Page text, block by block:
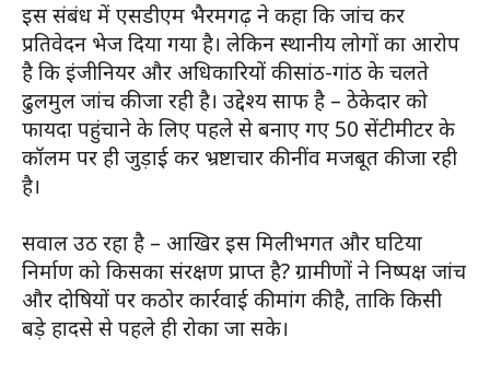
इस संबंध में एसडीएम भैरमगढ़ ने कहा कि जांच कर
प्रतिवेदन भेज दिया गया है। लेकिन स्थानीय लोगों का आरोप
है कि इंजीनियर और अधिकारियों की सांठ-गांठ के चलते
ढुलमुल जांच की जा रही है। उद्देश्य साफ है – ठेकेदार को
फायदा पहुंचाने के लिए पहले से बनाए गए 50 सेंटीमीटर के
कॉलम पर ही जुड़ाई कर भ्रष्टाचार की नींव मजबूत की जा रही
है।
सवाल उठ रहा है – आखिर इस मिलीभगत और घटिया
निर्माण को किसका संरक्षण प्राप्त है? ग्रामीणों ने निष्पक्ष जांच
और दोषियों पर कठोर कार्रवाई की मांग की है, ताकि किसी
बड़े हादसे से पहले ही रोका जा सके।